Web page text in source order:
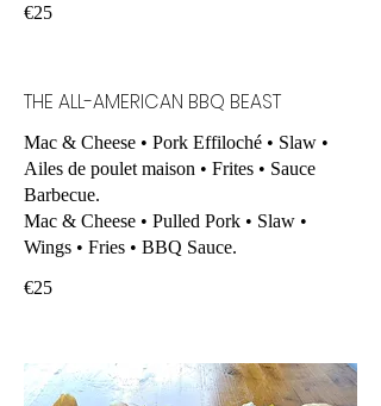
€25
THE ALL-AMERICAN BBQ BEAST
Mac & Cheese • Pork Effiloché • Slaw •
Ailes de poulet maison • Frites • Sauce
Barbecue.
Mac & Cheese • Pulled Pork • Slaw •
Wings • Fries • BBQ Sauce.
€25